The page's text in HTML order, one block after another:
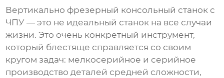
Вертикально фрезерный консольный станок с
ЧПУ — это не идеальный станок на все случаи
жизни. Это очень конкретный инструмент,
который блестяще справляется со своим
кругом задач: мелкосерийное и серийное
производство деталей средней сложности,